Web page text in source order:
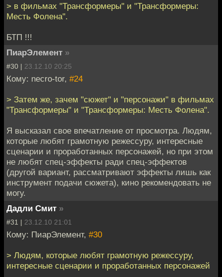
> в фильмах "Трансформеры" и "Трансформеры:
Месть Фолена".
БТП !!!
ПиарЭлемент »
#30 | 23.12.10 20:25
Кому: necro-tor, #24
> Затем же, зачем "сюжет" и "персонажи" в фильмах
"Трансформеры" и "Трансформеры: Месть Фолена".
Я высказал свое впечатление от просмотра. Людям,
которые любят грамотную режессуру, интересные
сценарии и проработанных персонажей, но при этом
не любят спец-эффекты ради спец-эффектов
(другой вариант, рассматривают эффекты лишь как
инструмент подачи сюжета), кино рекомендовать не
могу.
Дадли Смит »
#31 | 23.12.10 21:01
Кому: ПиарЭлемент, #30
> Людям, которые любят грамотную режессуру,
интересные сценарии и проработанных персонажей